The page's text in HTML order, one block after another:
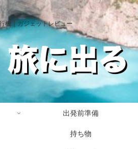
機｜ガジェットレビュー
出発前準備
持ち物